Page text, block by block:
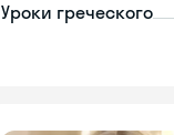
Уроки греческого